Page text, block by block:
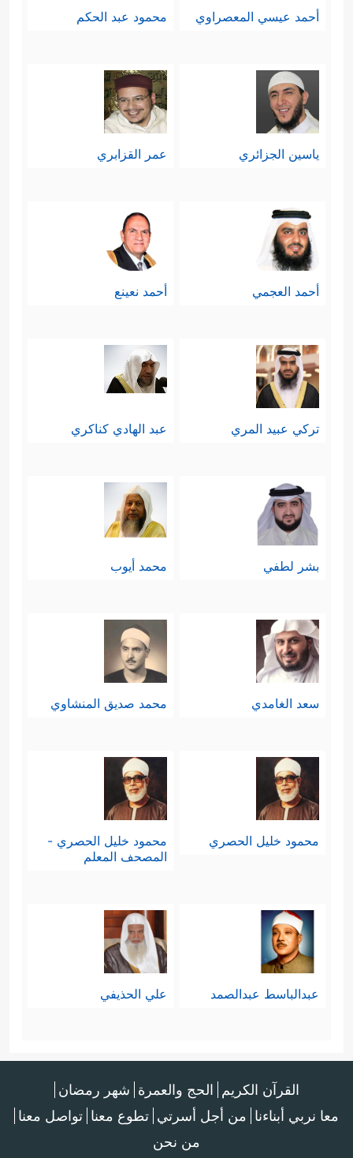
أحمد عيسي المعصراوي محمود عبد الحكم
ياسين الجزائري عمر القزابري
أحمد العجمي أحمد نعينع
تركي عبيد المري عبد الهادي كناكري
بشر لطفي محمد أيوب
سعد الغامدي محمد صديق المنشاوي
محمود خليل الحصري
محمود خليل الحصري -
المصحف المعلم
عبدالباسط عبدالصمد علي الحذيفي
القرآن الكريم الحج والعمرة شهر رمضان
معا نربي أبناءنا من أجل أسرتي تطوع معنا تواصل معنا
من نحن